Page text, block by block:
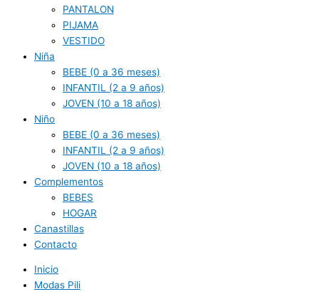
PANTALON
PIJAMA
VESTIDO
Niña
BEBE (0 a 36 meses)
INFANTIL (2 a 9 años)
JOVEN (10 a 18 años)
Niño
BEBE (0 a 36 meses)
INFANTIL (2 a 9 años)
JOVEN (10 a 18 años)
Complementos
BEBES
HOGAR
Canastillas
Contacto
Inicio
Modas Pili